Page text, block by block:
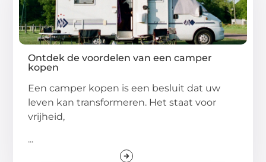
Ontdek de voordelen van een camper
kopen
Een camper kopen is een besluit dat uw
leven kan transformeren. Het staat voor
vrijheid,
...